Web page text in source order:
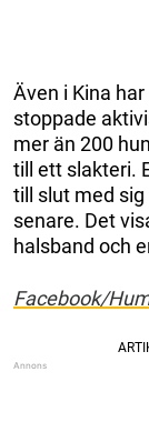
Även i Kina
stoppade
mer än 200
till ett slakteri.
till slut med
senare. Det
halsband och
Facebook/